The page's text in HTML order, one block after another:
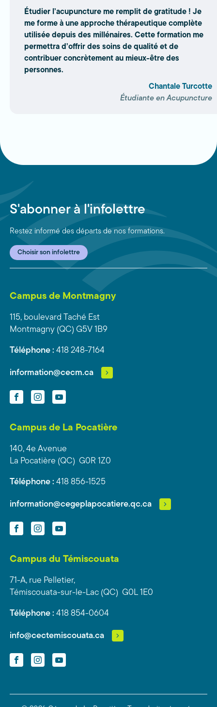
Étudier l’acupuncture me remplit de gratitude ! Je
me forme à une approche thérapeutique complète
utilisée depuis des millénaires. Cette formation me
permettra d’offrir des soins de qualité et de
contribuer concrètement au mieux-être des
personnes.
Chantale Turcotte
Étudiante en Acupuncture
S'abonner à l'infolettre
Restez informé des départs de nos formations.
Choisir son infolettre
Campus de Montmagny
115, boulevard Taché Est
Montmagny (QC) G5V 1B9
Téléphone : 418 248-7164
information@cecm.ca
FacebookInstagramYouTube
Campus de La Pocatière
140, 4e Avenue
La Pocatière (QC) G0R 1Z0
Téléphone : 418 856-1525
information@cegeplapocatiere.qc.ca
FacebookInstagramYouTube
Campus du Témiscouata
71-A, rue Pelletier,
Témiscouata-sur-le-Lac (QC) G0L 1E0
Téléphone : 418 854-0604
info@cectemiscouata.ca
FacebookInstagramYouTube